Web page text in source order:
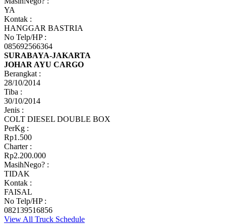
YA
Kontak :
HANGGAR BASTRIA
No Telp/HP :
085692566364
SURABAYA-JAKARTA
JOHAR AYU CARGO
Berangkat :
28/10/2014
Tiba :
30/10/2014
Jenis :
COLT DIESEL DOUBLE BOX
PerKg :
Rp1.500
Charter :
Rp2.200.000
MasihNego? :
TIDAK
Kontak :
FAISAL
No Telp/HP :
082139516856
View All Truck Schedule